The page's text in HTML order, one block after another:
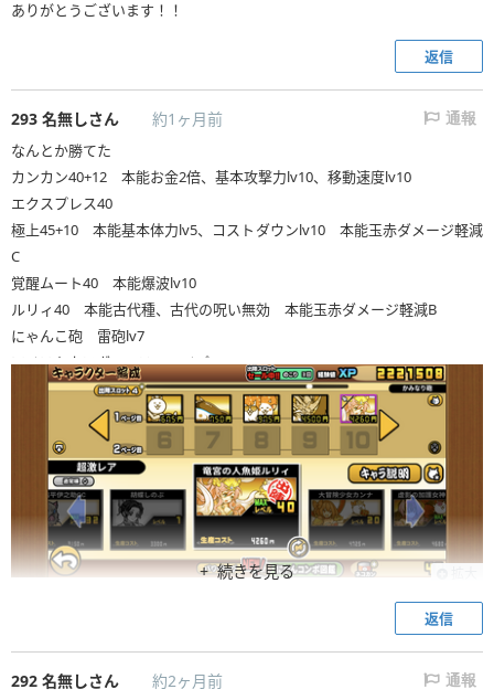
ありがとうございます！！
返信
293 名無しさん 約1ヶ月前 通報
なんとか勝てた
カンカン40+12 本能お金2倍、基本攻撃力lv10、移動速度lv10
エクスプレス40
極上45+10 本能基本体力lv5、コストダウンlv10 本能玉赤ダメージ軽減
C
覚醒ムート40 本能爆波lv10
ルリィ40 本能古代種、古代の呪い無効 本能玉赤ダメージ軽減B
にゃんこ砲 雷砲lv7
アイテムネコボン、スニャイパー
正直このチームだいぶ運ゲーで、ルリィがどれだけ長く生き残るか、極上
がどれだけ呪いを受けないか、カンカンとエクスプレスでどれだけ早く
赤ヘビと古代わんこを倒せるか、ムートがどれだけ赤サイや蜜江、教授
を殴れるか、どれだけ敵城付近で前線を維持できるかということがおそ
らく必須なので
自分は適正キャラが少なかったからこうなったけど正直他の人参考にし
たほうがいいと思う
あとスニャイパーは敵城付近で極上が張り付いたら絶対きること
続きを見る
返信
292 名無しさん 約2ヶ月前 通報